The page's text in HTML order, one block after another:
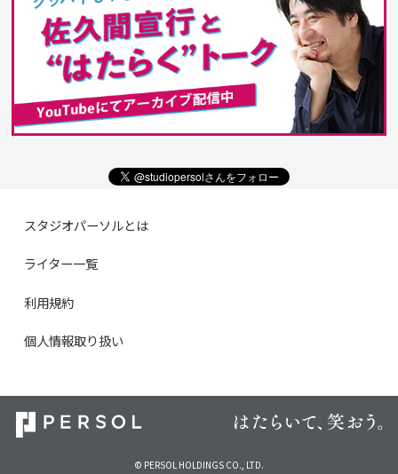
スタジオパーソルとは
ライター一覧
利用規約
個人情報取り扱い
© PERSOL HOLDINGS CO., LTD.